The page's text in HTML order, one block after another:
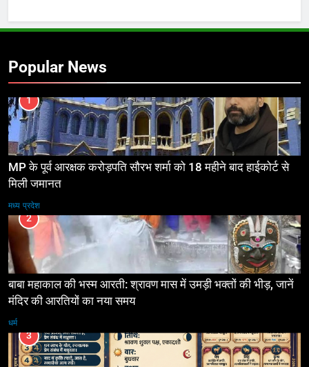
Popular News
1
MP के पूर्व आरक्षक करोड़पति सौरभ शर्मा को 18 महीने बाद हाईकोर्ट से
मिली जमानत
मध्य प्रदेश
2
बाबा महाकाल की भस्म आरती: श्रावण मास में उमड़ी भक्तों की भीड़, जानें
मंदिर की आरतियों का नया समय
धर्म
3